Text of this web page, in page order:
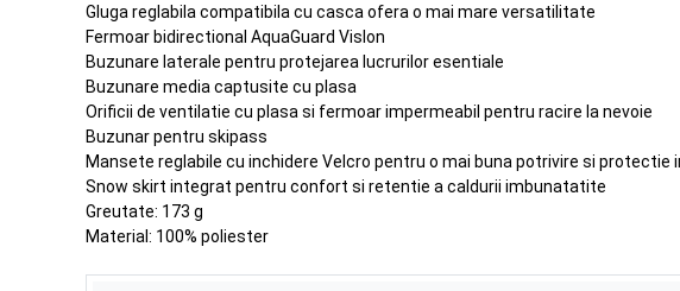
Gluga reglabila compatibila cu casca ofera o mai mare versatilitate
Fermoar bidirectional AquaGuard Vislon
Buzunare laterale pentru protejarea lucrurilor esentiale
Buzunare media captusite cu plasa
Orificii de ventilatie cu plasa si fermoar impermeabil pentru racire la nevoie
Buzunar pentru skipass
Mansete reglabile cu inchidere Velcro pentru o mai buna potrivire si protectie
Snow skirt integrat pentru confort si retentie a caldurii imbunatatite
Greutate: 173 g
Material: 100% poliester